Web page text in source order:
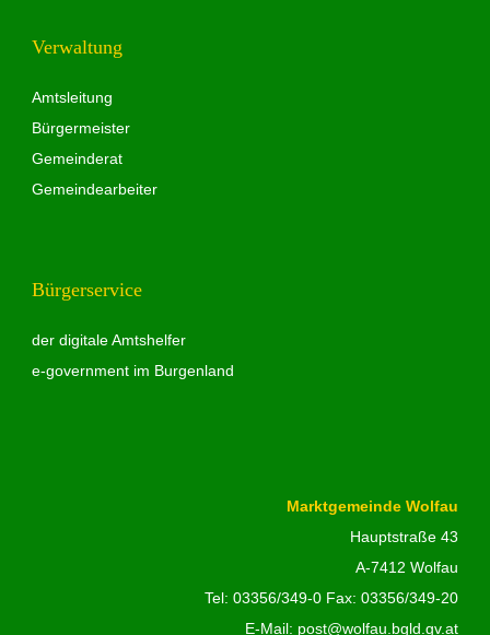
Verwaltung
Amtsleitung
Bürgermeister
Gemeinderat
Gemeindearbeiter
Bürgerservice
der digitale Amtshelfer
e-government im Burgenland
Marktgemeinde Wolfau
Hauptstraße 43
A-7412 Wolfau
Tel:03356/349-0 Fax: 03356/349-20
E-Mail: post@wolfau.bgld.gv.at